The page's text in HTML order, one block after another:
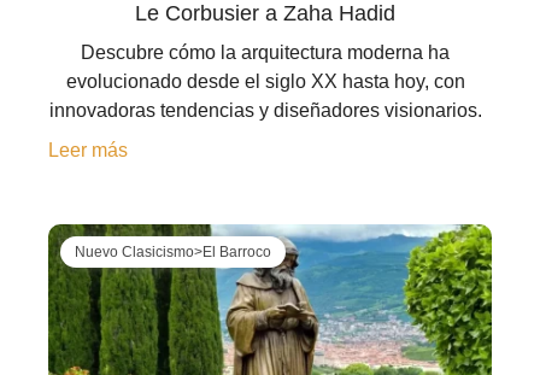
Le Corbusier a Zaha Hadid
Descubre cómo la arquitectura moderna ha
evolucionado desde el siglo XX hasta hoy, con
innovadoras tendencias y diseñadores visionarios.
Leer más
Nuevo Clasicismo>El Barroco